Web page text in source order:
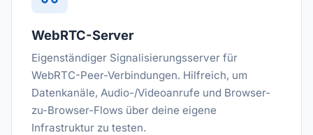
WebRTC-Server
Eigenständiger Signalisierungsserver für
WebRTC-Peer-Verbindungen. Hilfreich, um
Datenkanäle, Audio-/Videoanrufe und Browser-
zu-Browser-Flows über deine eigene
Infrastruktur zu testen.